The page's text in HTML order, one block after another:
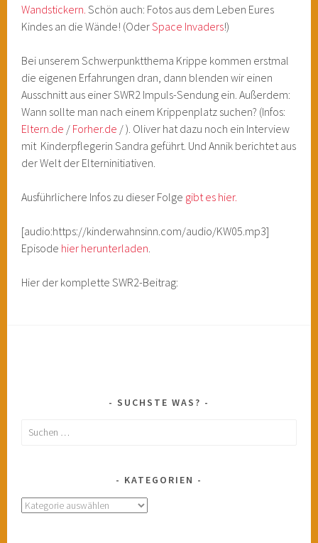
Wandstickern. Schön auch: Fotos aus dem Leben Eures
Kindes an die Wände! (OderSpace Invaders!)
Bei unserem Schwerpunktthema Krippe kommen erstmal
die eigenen Erfahrungen dran, dann blenden wir einen
Ausschnitt aus einer SWR2 Impuls-Sendung ein. Außerdem:
Wann sollte man nach einem Krippenplatz suchen? (Infos:
Eltern.de / Forher.de / ). Oliver hat dazu noch ein Interview
mit Kinderpflegerin Sandra geführt. Und Annik berichtet aus
der Welt der Elterninitiativen.
Ausführlichere Infos zu dieser Folge gibt es hier.
[audio:https://kinderwahnsinn.com/audio/KW05.mp3]
Episode hier herunterladen.
Hier der komplette SWR2-Beitrag:
SUCHSTE WAS?
Suchen
KATEGORIEN
Kategorien